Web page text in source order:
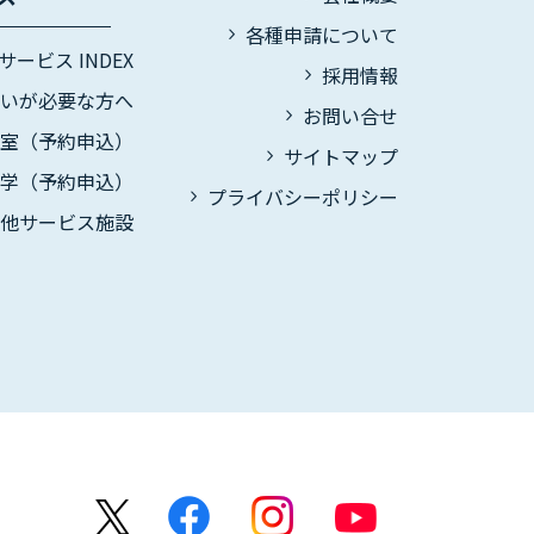
ービス INDEX
が必要な方へ
（予約申込）
（予約申込）
サービス施設
各種申請について
採用情報
お問い合せ
サイトマップ
プライバシーポリシー